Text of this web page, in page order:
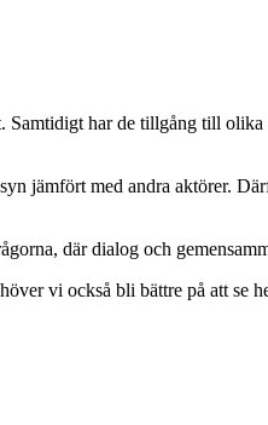
har de tillgång till
jämfört med andra aktörer.
där dialog och
vi också bli bättre på att